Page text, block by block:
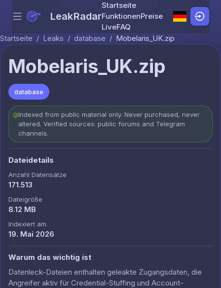
Skip to content
Menu LeakRadar
Startseite
FunktionenPreise
LiveFAQ
Startseite / Leaks / database / Mobelaris_UK.zip
Mobelaris_UK.zip
database
Indexed from public material only. Never purchased, never
altered. Verified sources: public forums and Telegram
channels.
Dateidetails
Anzahl Datensätze
171.513
Dateigröße
8.12 MB
Indexiert am
19. Mai 2026
Warum das wichtig ist
Datenleck-Dateien enthalten geleakte Zugangsdaten, die
Angreifer aktiv für Credential-Stuffing und Account-